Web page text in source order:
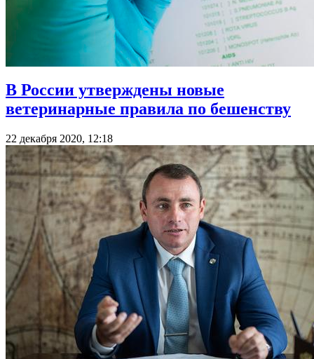
В России утверждены новые
ветеринарные правила по бешенству
22 декабря 2020, 12:18